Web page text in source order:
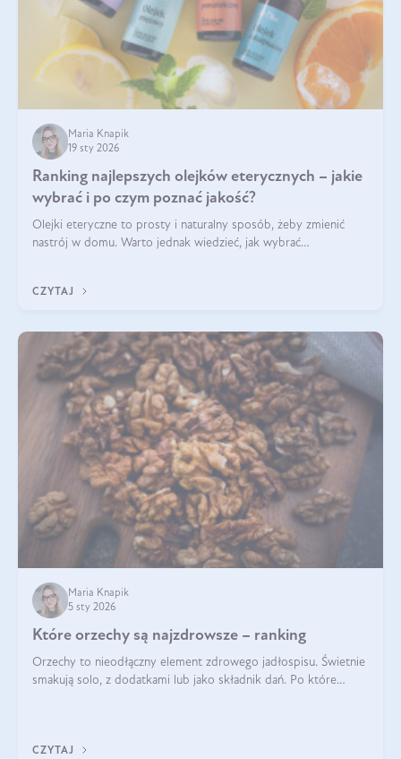
Maria Knapik
19 sty 2026
Ranking najlepszych olejków eterycznych – jakie
wybrać i po czym poznać jakość?
Olejki eteryczne to prosty i naturalny sposób, żeby zmienić
nastrój w domu. Warto jednak wiedzieć, jak wybrać
kryteria wyboru!
CZYTAJ
Maria Knapik
5 sty 2026
Które orzechy są najzdrowsze – ranking
Orzechy to nieodłączny element zdrowego jadłospisu. Świetnie
smakują solo, z dodatkami lub jako składnik dań. Po które
CZYTAJ